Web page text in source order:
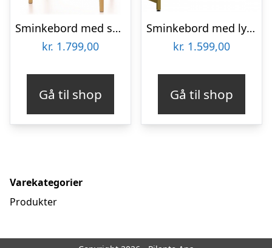
Sminkebord med skuffer i bambus H122 x B60 cm – Natur
kr. 1.799,00
Gå til shop
Sminkebord med lys og spejl i stål og MDF H76 – 137,5 x B100 x D50 cm – Mat guld/Hvid
kr. 1.599,00
Gå til shop
Varekategorier
Produkter